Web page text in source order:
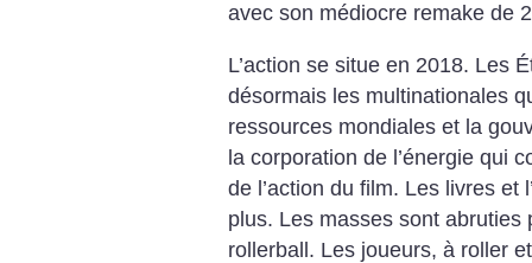
avec son médiocre remake de
L’action se situe en 2018. Les
désormais les multinationales
ressources mondiales et la
la corporation de l’énergie qui
de l’action du film. Les livres et
plus. Les masses sont abruties
rollerball. Les joueurs, à roller